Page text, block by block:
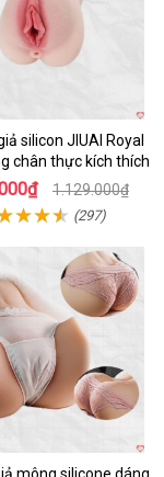
silicon JIUAI Royal
chân thực kích thích
1.129.000₫
(297)